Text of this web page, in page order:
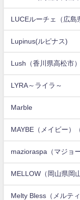
LUCEルーチェ（広島
Lupinus(ルピナス)
Lush（香川県高松市）
LYRA～ライラ～
Marble
MAYBE（メイビー）
mazioraspa（マジョ
MELLOW（岡山県岡
Melty Bless（メルテ